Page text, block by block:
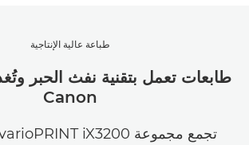
طباعة عالية الإنتاجية
طابعات تعمل بتقنية نفث الحبر
Canon